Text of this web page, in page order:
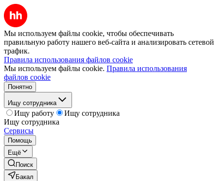
Мы используем файлы cookie, чтобы обеспечивать
правильную работу нашего веб-сайта и анализировать сетевой
трафик.
Правила использования файлов cookie
Мы используем файлы cookie. Правила использования
файлов cookie
Понятно
Ищу сотрудника
Ищу работу
Ищу сотрудника
Ищу сотрудника
Сервисы
Помощь
Ещё
Поиск
Бакал